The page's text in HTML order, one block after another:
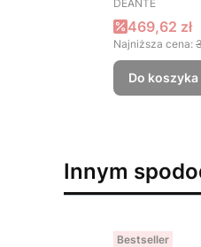
DEANTE
Cena
469,62 zł
Najniższa cena:
Do koszyka
Innym
Bestseller